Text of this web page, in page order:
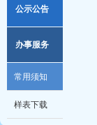
政策解读
行政规范性文件
公示公告
重点信息
办事服务
常用须知
样表下载